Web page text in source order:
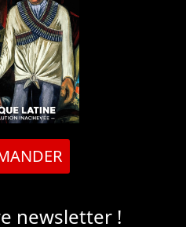
newsletter !